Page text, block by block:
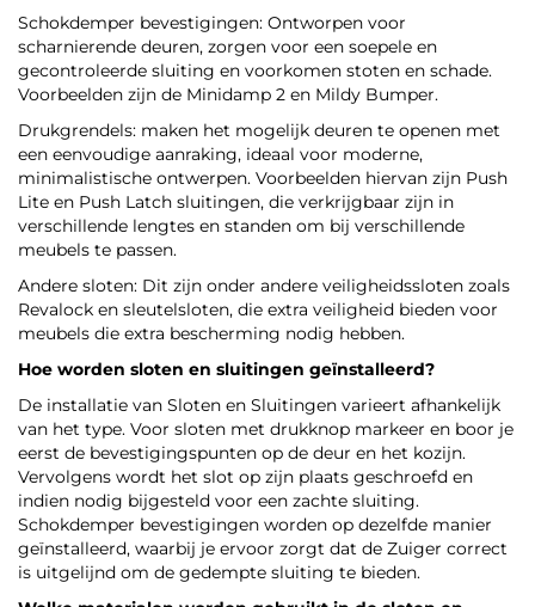
Schokdemper bevestigingen: Ontworpen voor
scharnierende deuren, zorgen voor een soepele en
gecontroleerde sluiting en voorkomen stoten en schade.
Voorbeelden zijn de Minidamp 2 en Mildy Bumper.
Drukgrendels: maken het mogelijk deuren te openen met
een eenvoudige aanraking, ideaal voor moderne,
minimalistische ontwerpen. Voorbeelden hiervan zijn Push
Lite en Push Latch sluitingen, die verkrijgbaar zijn in
verschillende lengtes en standen om bij verschillende
meubels te passen.
Andere sloten: Dit zijn onder andere veiligheidssloten zoals
Revalock en sleutelsloten, die extra veiligheid bieden voor
meubels die extra bescherming nodig hebben.
Hoe worden sloten en sluitingen geïnstalleerd?
De installatie van Sloten en Sluitingen varieert afhankelijk
van het type. Voor sloten met drukknop markeer en boor je
eerst de bevestigingspunten op de deur en het kozijn.
Vervolgens wordt het slot op zijn plaats geschroefd en
indien nodig bijgesteld voor een zachte sluiting.
Schokdemper bevestigingen worden op dezelfde manier
geïnstalleerd, waarbij je ervoor zorgt dat de Zuiger correct
is uitgelijnd om de gedempte sluiting te bieden.